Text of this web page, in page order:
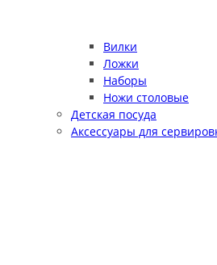
Вилки
Ложки
Наборы
Ножи столовые
Детская посуда
Аксессуары для